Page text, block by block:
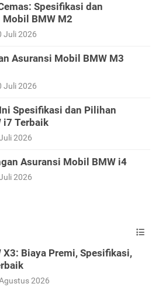
Spesifikasi dan
BMW M2
Juli 2026
Asuransi Mobil BMW M3
Juli 2026
Spesifikasi dan Pilihan
i7 Terbaik
2026
Asuransi Mobil BMW i4
2026
Biaya Premi, Spesifikasi,
2026